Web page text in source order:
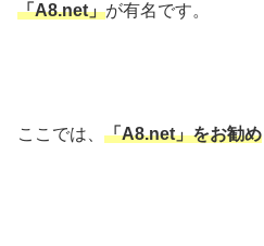
「A8.net」が有名です。
ここでは、 「A8.net」をお勧め